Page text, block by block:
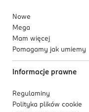
Nowe
Mega
Mam więcej
Pomagamy jak umiemy
Informacje prawne
Regulaminy
Polityka plików cookie